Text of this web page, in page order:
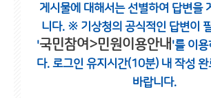
게시물에 대해서는 선별하여 답변을
니다. ※ 기상청의 공식적인 답변이
'국민참여>민원이용안내 '를 이용
다. 로그인 유지시간(10분) 내 작성 완
바랍니다.